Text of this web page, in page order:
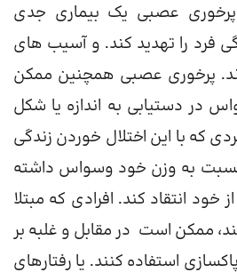
عصبی یک بیماری جدی
فرد را تهدید کند. و آسیب های
پرخوری عصبی همچنین ممکن
در دستیابی به اندازه یا شکل
که با این اختلال خوردن زندگی
به وزن خود وسواس داشته
خود انتقاد کند. افرادی که مبتلا
ممکن است در مقابل و غلبه بر
استفاده کنند. یا رفتارهای